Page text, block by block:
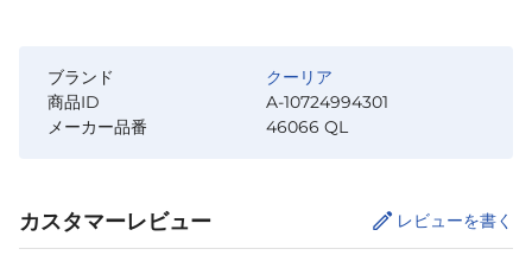
ブランド
クーリア
商品ID
A-10724994301
メーカー品番
46066 QL
カスタマーレビュー レビューを書く